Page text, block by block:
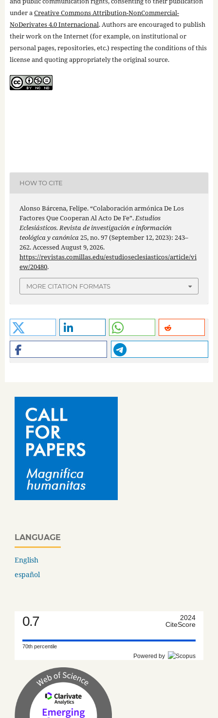
under aCreative Commons Attribution-NonCommercial-
NoDerivates 4.0 Internacional. Authors are encouraged to publish
their work on the Internet (for example, on institutional or
personal pages, repositories, etc.) respecting the conditions of this
license and quoting appropriately the original source.
HOW TO CITE
Alonso Bárcena, Felipe. “Colaboración armónica De Los
Factores Que Cooperan Al Acto De Fe”.Estudios
Eclesiásticos. Revista de investigación e información
teológica y canónica25, no. 97 (September 12, 2023): 243–
262. Accessed August 9, 2026.
https://revistas.comillas.edu/estudioseclesiasticos/article/vi
ew/20480.
MORE CITATION FORMATS
LANGUAGE
English
español
0.7
2024
CiteScore
70th percentile
Powered by